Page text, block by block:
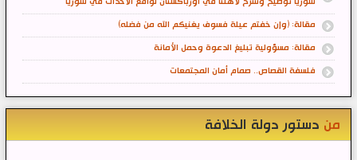
سوريا توضيح وشرح لأهلنا في اوزباكستان لواقع الاحداث في سوريا
مقالة: (وإن خفتم عيلة فسوف يغنيكم الله من فضله)
مقالة: مسؤولية تبليغ الدعوة وحمل الأمانة
فلسفة القصاص.. صمام أمان المجتمعات
من دستور دولة الخلافة